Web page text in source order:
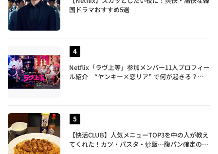
国ドラマおすすめ5選
Netflix「ラヴ上等」参加メンバー11人プロフィー
ル紹介 “ヤンキー×恋リア” で何が起きる？地
【快活CLUB】人気メニューTOP3を中の人が教え
てくれた！カツ・パスタ・炒飯…腹パン確定のガ